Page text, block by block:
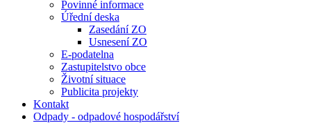
Povinné informace
Úřední deska
Zasedání ZO
Usnesení ZO
E-podatelna
Zastupitelstvo obce
Životní situace
Publicita projekty
Kontakt
Odpady - odpadové hospodářství